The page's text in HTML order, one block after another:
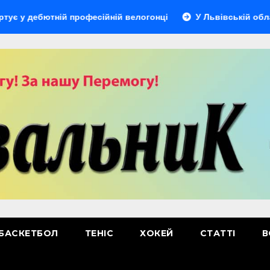
професійній велогонці У Львівській області
ТЕНІС ХОКЕЙ СТАТТІ